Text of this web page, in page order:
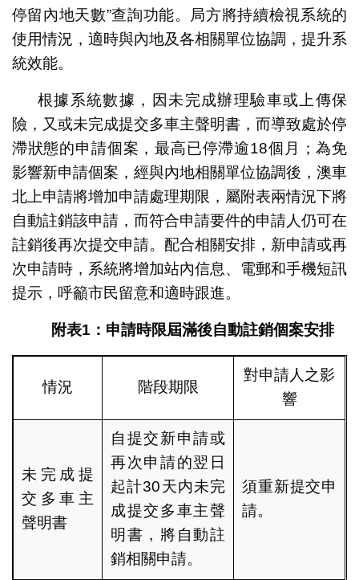
停留內地天數”查詢功能。局方將持續檢視系統的
使用情況，適時與內地及各相關單位協調，提升系
統效能。
根據系統數據，因未完成辦理驗車或上傳保
險，又或未完成提交多車主聲明書，而導致處於停
滯狀態的申請個案，最高已停滯逾18個月；為免
影響新申請個案，經與內地相關單位協調後，澳車
北上申請將增加申請處理期限，屬附表兩情況下將
自動註銷該申請，而符合申請要件的申請人仍可在
註銷後再次提交申請。配合相關安排，新申請或再
次申請時，系統將增加站內信息、電郵和手機短訊
提示，呼籲市民留意和適時跟進。
附表1 ：申請時限屆滿後自動註銷個案安排
情況 階段期限
對申請人之影
響
未完成提
交多車主
聲明書
自提交新申請或
再次申請的翌日
起計30天内未完
成提交多車主聲
明書，將自動註
銷相關申請。
須重新提交申
請。